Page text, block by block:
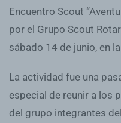
Encuentro Scout
por el Grupo Scout
sábado 14 de junio, en
La actividad fue una
especial de reunir a los
del grupo integrantes